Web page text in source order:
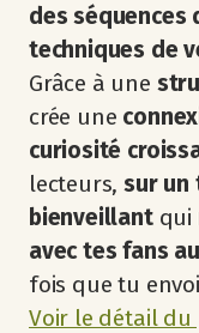
des séquences
techniques de
Grâce à une
crée une
curiosité
lecteurs,sur un
bienveillantqui
avec tes fans
fois que tu
​Voir le détail du